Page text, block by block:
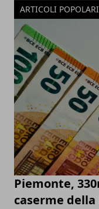
ARTICOLI POPOLARI
Piemonte,
caserme della